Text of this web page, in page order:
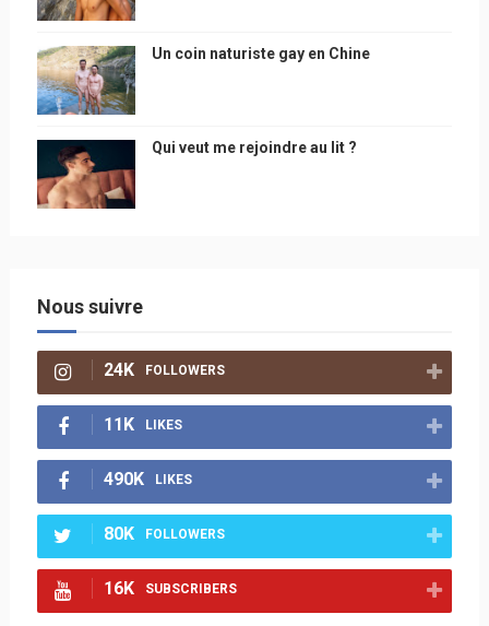
Un coin naturiste gay en Chine
Qui veut me rejoindre au lit ?
Nous suivre
24K FOLLOWERS
11K LIKES
490K LIKES
80K FOLLOWERS
16K SUBSCRIBERS